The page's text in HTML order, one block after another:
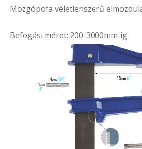
Mozgópofa véletlenszerű
Befogási méret: 200-3000mm-ig